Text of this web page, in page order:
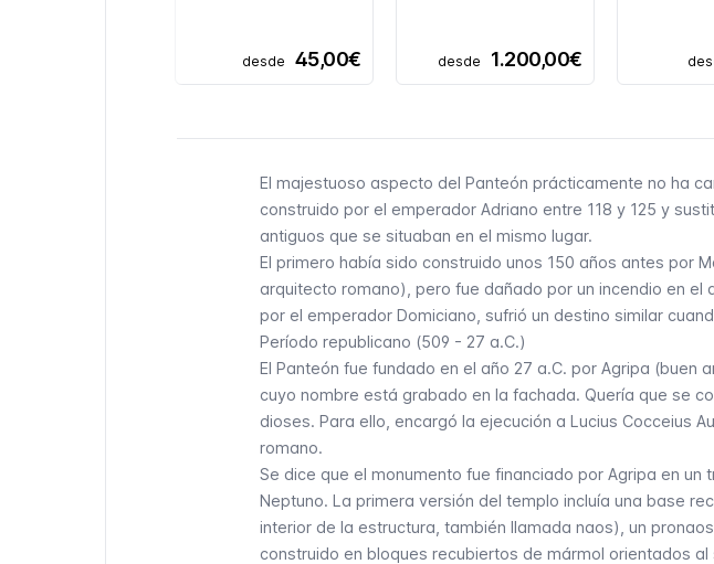
desde 45,00€ desde 1.200,00€
El majestuoso aspecto del Panteón prácticamente no ha
construido por el emperador Adriano entre 118 y 125 y
antiguos que se situaban en el mismo lugar.
El primero había sido construido unos 150 años antes por
arquitecto romano), pero fue dañado por un incendio en el
por el emperador Domiciano, sufrió un destino similar
Período republicano (509 - 27 a.C.)
El Panteón fue fundado en el año 27 a.C. por Agripa (buen
cuyo nombre está grabado en la fachada. Quería que se
dioses. Para ello, encargó la ejecución a Lucius Cocceius
romano.
Se dice que el monumento fue financiado por Agripa en
Neptuno. La primera versión del templo incluía una base
interior de la estructura, también llamada naos), un pronaos
construido en bloques recubiertos de mármol orientados al